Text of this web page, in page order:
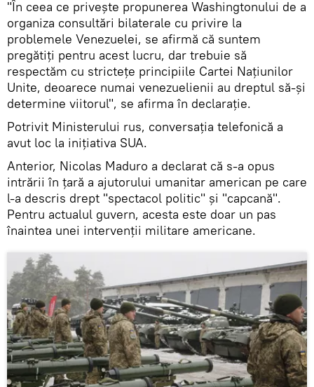
"În ceea ce privește propunerea Washingtonului de a
organiza consultări bilaterale cu privire la
problemele Venezuelei, se afirmă că suntem
pregătiți pentru acest lucru, dar trebuie să
respectăm cu strictețe principiile Cartei Națiunilor
Unite, deoarece numai venezuelienii au dreptul să-şi
determine viitorul", se afirma în declaraţie.
Potrivit Ministerului rus, conversația telefonică a
avut loc la inițiativa SUA.
Anterior, Nicolas Maduro a declarat că s-a opus
intrării în țară a ajutorului umanitar american pe care
l-a descris drept "spectacol politic" și "capcană".
Pentru actualul guvern, acesta este doar un pas
înaintea unei intervenții militare americane.